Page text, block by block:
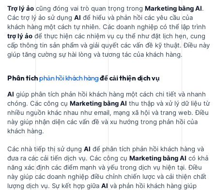
Trợ lý ảo cũng đóng vai trò quan trọng trong Marketing bằng AI.
Các trợ lý ảo sử dụng AI để hiểu và phản hồi các yêu cầu của
khách hàng một cách tự nhiên. Các doanh nghiệp có thể lập trình
trợ lý ảo để thực hiện các nhiệm vụ cụ thể như đặt lịch hẹn, cung
cấp thông tin sản phẩm và giải quyết các vấn đề kỹ thuật. Điều này
giúp tăng cường sự hài lòng và tương tác của khách hàng.
Phân tíchphản hồi khách hàngđể cải thiện dịch vụ
AI giúp phân tích phản hồi khách hàng một cách chi tiết và nhanh
chóng. Các công cụ Marketing bằng AI thu thập và xử lý dữ liệu từ
nhiều nguồn khác nhau như email, mạng xã hội và trang web. Điều
này giúp nhận diện các vấn đề và xu hướng trong phản hồi của
khách hàng.
Các nhà tiếp thị sử dụng AI để phân tích phản hồi khách hàng và
đưa ra các cải tiến dịch vụ. Các công cụ Marketing bằng AI có khả
năng xác định các điểm mạnh và yếu trong dịch vụ hiện tại. Điều
này giúp các doanh nghiệp điều chỉnh chiến lược và cải thiện chất
lượng dịch vụ. Sự kết hợp giữa AI và phản hồi khách hàng giúp